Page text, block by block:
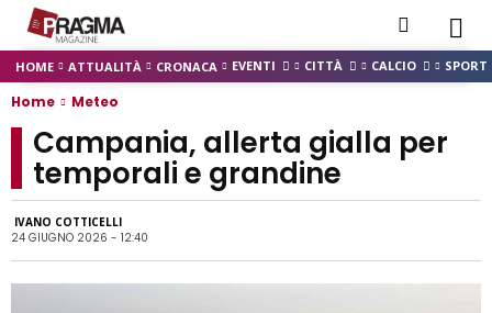
HOME ATTUALITÀ CRONACA EVENTI CITTÀ CALCIO SPORT
Home Meteo
Campania, allerta gialla per
temporali e grandine
IVANO COTTICELLI
24 GIUGNO 2026 - 12:40